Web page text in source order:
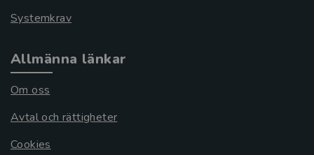
Systemkrav
Allmänna länkar
Om oss
Avtal och rättigheter
Cookies